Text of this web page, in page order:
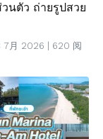
นตัว ถ่ายรูปสวย
7月 2026 | 620 阅